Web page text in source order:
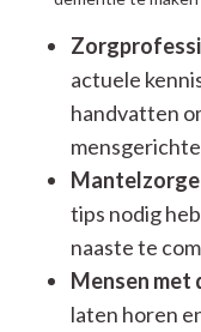
actuele
handvatten
tips nodig
naaste te
Mensen met
laten horen